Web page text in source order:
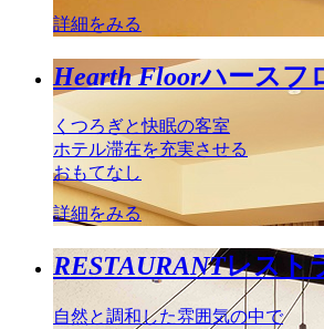
詳細をみる
Hearth Floorハースフ
くつろぎと快眠の客室
ホテル滞在を充実させる
おもてなし
詳細をみる
RESTAURANTレスト
自然と調和した雰囲気の中で